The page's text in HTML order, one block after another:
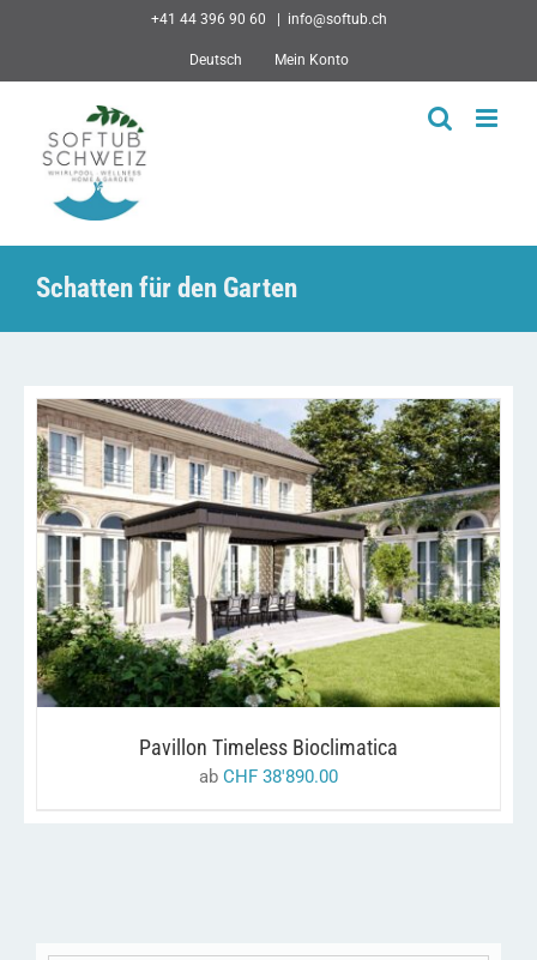
+41 44 396 90 60 info@softub.ch
Deutsch Mein Konto
Schatten für den Garten
AUSFÜHRUNG WÄHLEN DIESES
PRODUKT
WEIST
MEHRERE
VARIANTEN
AUF.
DIE
OPTIONEN
AUF
DER
DETAILS
Pavillon Timeless Bioclimatica
ab CHF 38'890.00